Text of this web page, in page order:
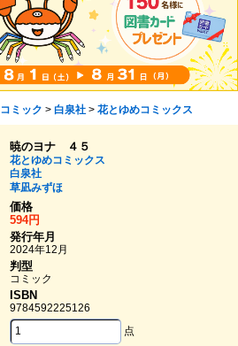
コミック > 白泉社> 花とゆめコミックス
暁のヨナ ４５
花とゆめコミックス
白泉社
草凪みずほ
価格
594円
発行年月
2024年12月
判型
コミック
ISBN
9784592225126
点